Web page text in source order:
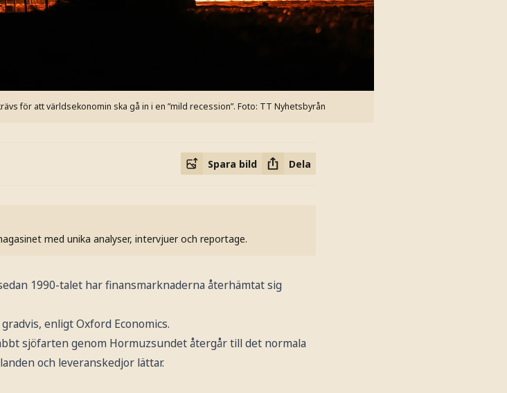
för att världsekonomin ska gå in i en ”mild recession”. Foto: TT Nyhetsbyrån
Spara bild Dela
med unika analyser, intervjuer och reportage.
1990-talet har finansmarknaderna återhämtat sig
enligt Oxford Economics.
sjöfarten genom Hormuzsundet återgår till det normala
och leveranskedjor lättar.